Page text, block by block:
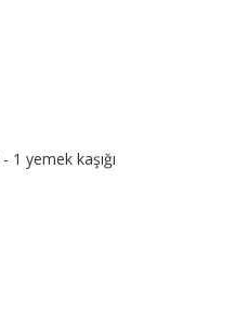
- 1 yemek kaşığı